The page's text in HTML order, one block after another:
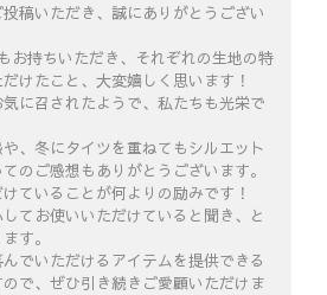
稿いただき、誠にありがとうござい
お持ちいただき、それぞれの生地の特
けたこと、大変嬉しく思います！
に召されたようで、私たちも光栄で
、冬にタイツを重ねてもシルエット
のご感想もありがとうございます。
ていることが何よりの励みです！
てお使いいただけていると聞き、と
す。
でいただけるアイテムを提供できる
で、ぜひ引き続きご愛顧いただけま